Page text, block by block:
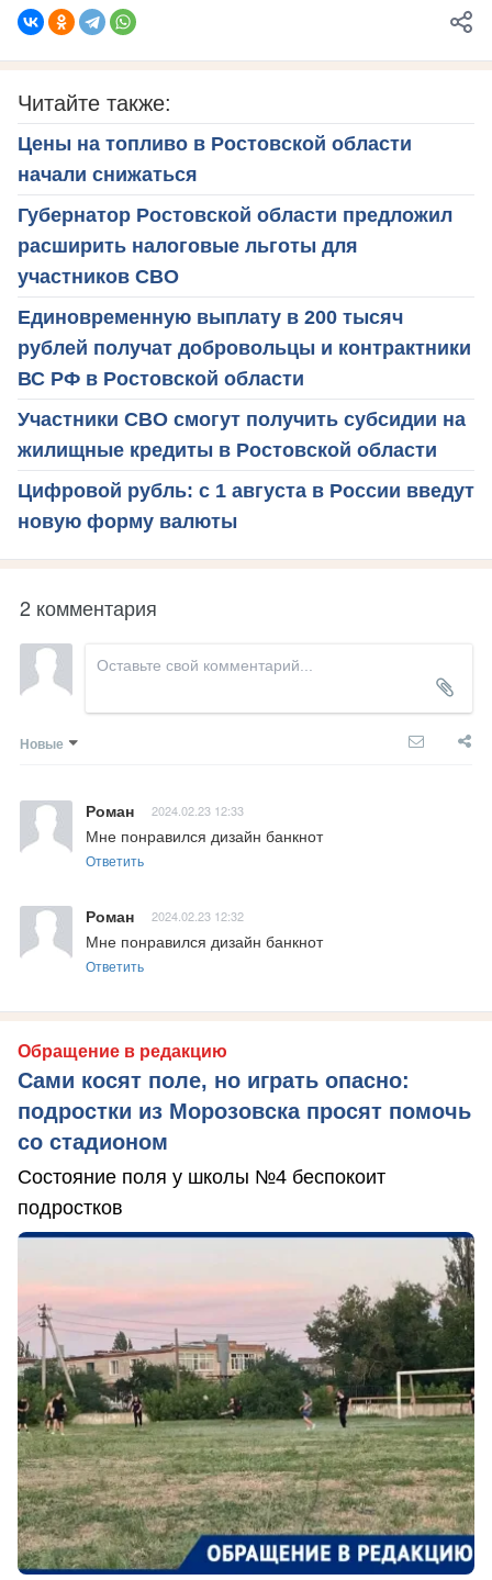
Читайте также:
Цены на топливо в Ростовской области
начали снижаться
Губернатор Ростовской области предложил
расширить налоговые льготы для
участников СВО
Единовременную выплату в 200 тысяч
рублей получат добровольцы и контрактники
ВС РФ в Ростовской области
Участники СВО смогут получить субсидии на
жилищные кредиты в Ростовской области
Цифровой рубль: с 1 августа в России введут
новую форму валюты
2 комментария
Новые
Роман 2024.02.23 12:33
Мне понравился дизайн банкнот
Ответить
Роман 2024.02.23 12:32
Мне понравился дизайн банкнот
Ответить
Обращение в редакцию
Сами косят поле, но играть опасно:
подростки из Морозовска просят помочь
со стадионом
Состояние поля у школы №4 беспокоит
подростков